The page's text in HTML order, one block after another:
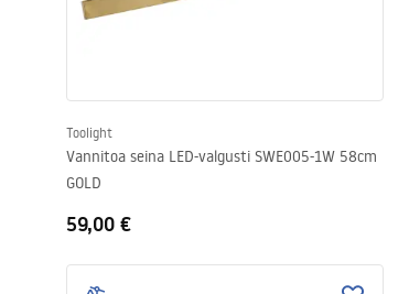
Toolight
Vannitoa seina LED-valgusti SWE005-1W 58cm
GOLD
59,00 €